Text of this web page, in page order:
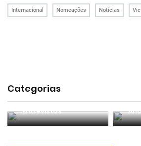
Internacional Nomeações Notícias
Categorias
Entrevistas